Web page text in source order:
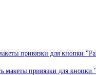
привязки для кнопки
макеты привязки для кнопки